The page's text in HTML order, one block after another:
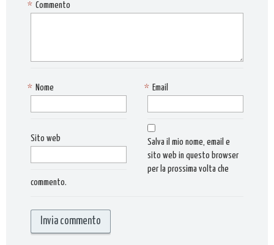
Commento
*
Nome
* Email
*
Sito web
Salva il mio nome, email e
sito web in questo browser
per la prossima volta che
commento.